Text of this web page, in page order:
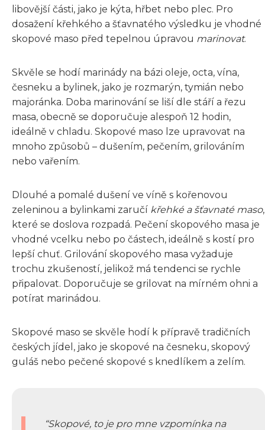
libovější části, jako je kýta, hřbet nebo plec. Pro
dosažení křehkého a šťavnatého výsledku je vhodné
skopové maso před tepelnou úpravou marinovat.
Skvěle se hodí marinády na bázi oleje, octa, vína,
česneku a bylinek, jako je rozmarýn, tymián nebo
majoránka. Doba marinování se liší dle stáří a řezu
masa, obecně se doporučuje alespoň 12 hodin,
ideálně v chladu. Skopové maso lze upravovat na
mnoho způsobů – dušením, pečením, grilováním
nebo vařením.
Dlouhé a pomalé dušení ve víně s kořenovou
zeleninou a bylinkami zaručí křehké a šťavnaté maso,
které se doslova rozpadá. Pečení skopového masa je
vhodné vcelku nebo po částech, ideálně s kostí pro
lepší chuť. Grilování skopového masa vyžaduje
trochu zkušeností, jelikož má tendenci se rychle
připalovat. Doporučuje se grilovat na mírném ohni a
potírat marinádou.
Skopové maso se skvěle hodí k přípravě tradičních
českých jídel, jako je skopové na česneku, skopový
guláš nebo pečené skopové s knedlíkem a zelím.
Skopové, to je pro mne vzpomínka na